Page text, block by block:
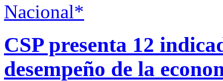
Nacional*
CSP presenta 12
desempeño de la